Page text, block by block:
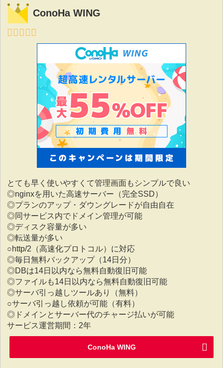
ConoHa WING
とても早く使いやすくて管理画面もシンプルで良い
◎nginxを用いた高速サーバー（完全SSD）
◎プランのアップ・ダウングレードが自由自在
◎同サービス内でドメイン管理が可能
◎ディスク容量が多い
◎転送量が多い
○http/2（高速化プロトコル）に対応
◎毎日無料バックアップ（14日分）
◎DBは14日以内なら無料自動復旧可能
◎ファイルも14日以内なら無料自動復旧可能
◎サーバ引っ越しツールあり（無料）
○サーバ引っ越し依頼が可能（有料）
◎ドメインとサーバー代のチャージ払いが可能
サービス運営期間：2年
ConoHa WING